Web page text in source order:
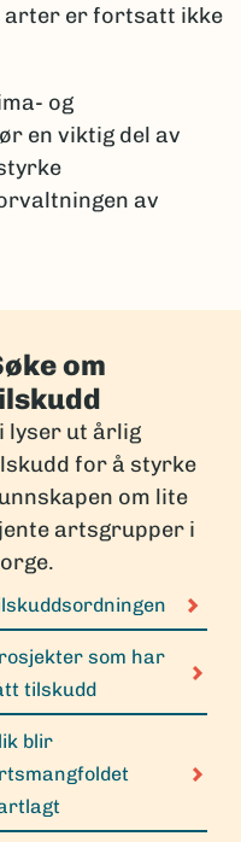
arter er fortsatt ikke
og
en viktig del av
av
om
lyser ut årlig
for å styrke
om lite
artsgrupper i
som har
tilskudd
blir